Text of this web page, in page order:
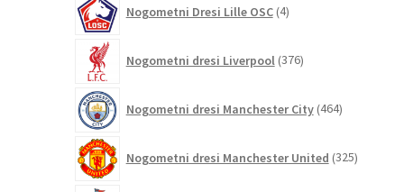
Nogometni Dresi Lille OSC 4izdelki
Nogometni dresi Liverpool 376izdelkov
Nogometni dresi Manchester City 464izdelkov
Nogometni dresi Manchester United 325izdelkov